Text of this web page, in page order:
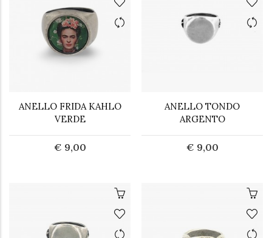
ANELLO FRIDA KAHLO
VERDE
€ 9,00
ANELLO TONDO
ARGENTO
€ 9,00